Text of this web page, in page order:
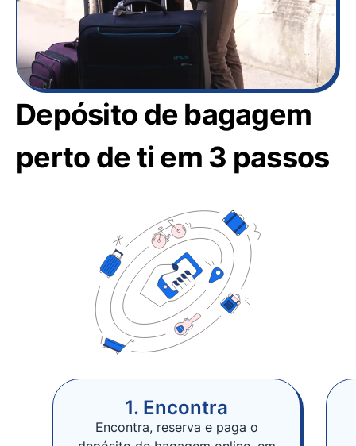
Depósito de bagagem
perto de ti em 3 passos
1. Encontra
Encontra, reserva e paga o